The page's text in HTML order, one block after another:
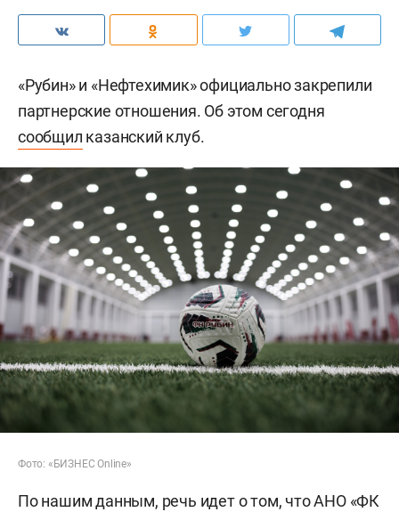
«Рубин» и «Нефтехимик» официально закрепили
партнерские отношения. Об этом сегодня
сообщил казанский клуб.
Фото: «БИЗНЕС Online»
По нашим данным, речь идет о том, что АНО «ФК